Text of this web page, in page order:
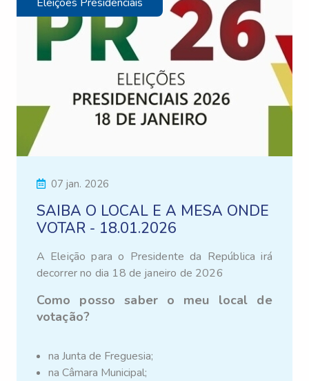
07 jan. 2026
SAIBA O LOCAL E A MESA ONDE
VOTAR - 18.01.2026
A Eleição para o Presidente da República irá
decorrer no dia 18 de janeiro de 2026
Como posso saber o meu local de
votação?
na Junta de Freguesia;
na Câmara Municipal;